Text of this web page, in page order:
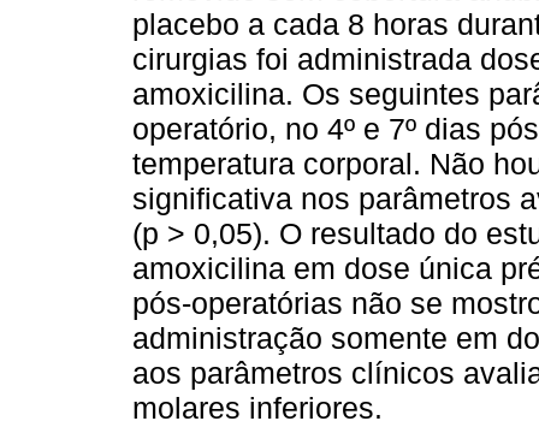
placebo a cada 8 horas
cirurgias foi administrada
amoxicilina. Os seguintes
operatório, no 4º e 7º dias
temperatura corporal. Não
significativa nos parâmetros
(p > 0,05). O resultado do
amoxicilina em dose única
pós-operatórias não se
administração somente em
aos parâmetros clínicos
molares inferiores.